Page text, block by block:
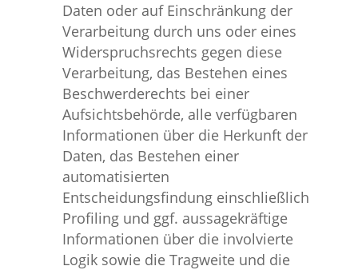
Daten oder auf Einschränkung der
Verarbeitung durch uns oder eines
Widerspruchsrechts gegen diese
Verarbeitung, das Bestehen eines
Beschwerderechts bei einer
Aufsichtsbehörde, alle verfügbaren
Informationen über die Herkunft der
Daten, das Bestehen einer
automatisierten
Entscheidungsfindung einschließlich
Profiling und ggf. aussagekräftige
Informationen über die involvierte
Logik sowie die Tragweite und die